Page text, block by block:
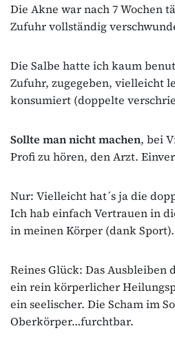
Die Akne war nach 7 Wochen
Zufuhr vollständig
Die Salbe hatte ich kaum
Zufuhr, zugegeben, vielleicht
konsumiert (doppelte
Sollte man nicht machen, bei
Profi zu hören, den Arzt.
Nur: Vielleicht hat´s ja die
Ich hab einfach Vertrauen in
in meinen Körper (dank Sport).
Reines Glück: Das
ein rein körperlicher
ein seelischer. Die Scham im
Oberkörper…furchtbar.